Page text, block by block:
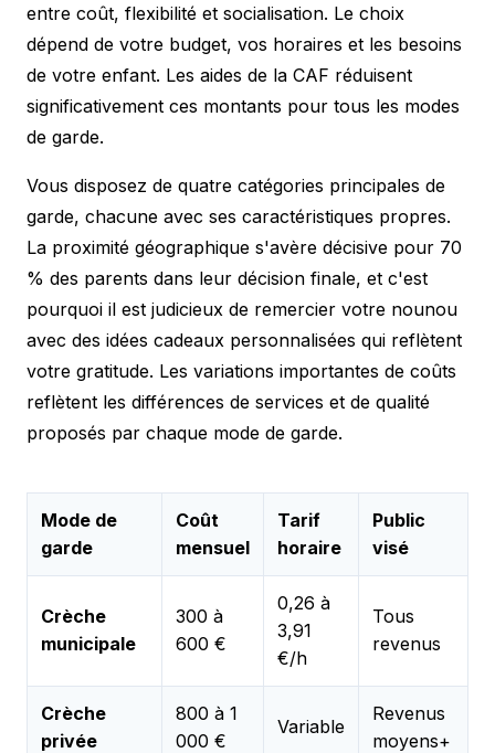
entre coût, flexibilité et socialisation. Le choix
dépend de votre budget, vos horaires et les besoins
de votre enfant. Les aides de la CAF réduisent
significativement ces montants pour tous les modes
de garde.
Vous disposez de quatre catégories principales de
garde, chacune avec ses caractéristiques propres.
La proximité géographique s'avère décisive pour 70
% des parents dans leur décision finale, et c'est
pourquoi il est judicieux de remercier votre nounou
avec des idées cadeaux personnalisées qui reflètent
votre gratitude. Les variations importantes de coûts
reflètent les différences de services et de qualité
proposés par chaque mode de garde.
Mode de
garde
Coût
mensuel
Tarif
horaire
Public
visé
Crèche
municipale
300 à
600 €
0,26 à
3,91
€/h
Tous
revenus
Crèche
privée
800 à 1
000 €
Variable
Revenus
moyens+